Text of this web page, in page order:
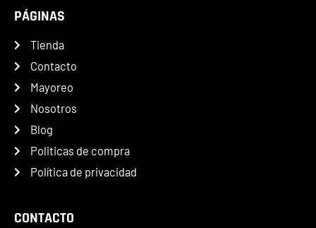
PÁGINAS
Tienda
Contacto
Mayoreo
Nosotros
Blog
Politicas de compra
Política de privacidad
CONTACTO